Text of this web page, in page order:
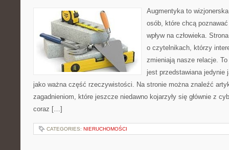
Augmentyka to
osób, które chcą
wpływ na człowieka.
o czytelnikach, którzy
zmieniają nasze relacje.
jest przedstawiana jedynie
jako ważna część rzeczywistości. Na stronie można znaleźć
zagadnieniom, które jeszcze niedawno kojarzyły się głównie z
coraz […]
CATEGORIES: NIERUCHOMOŚCI